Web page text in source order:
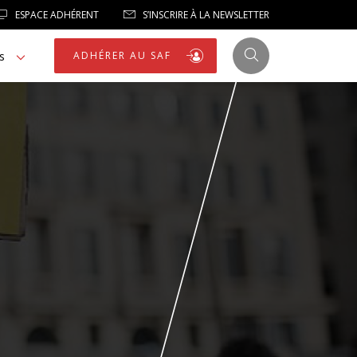
ESPACE ADHÉRENT S’INSCRIRE À LA NEWSLETTER
ADHÉRER AU SAF
NOTRE HOMMAGE